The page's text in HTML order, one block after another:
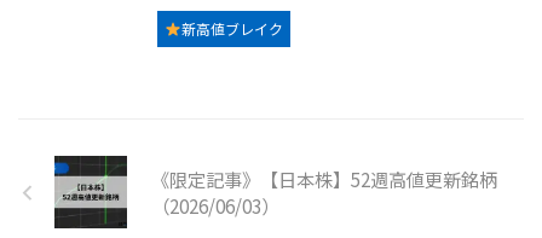
新高値ブレイク
《限定記事》【日本株】52週高値更新銘柄
（2026/06/03）